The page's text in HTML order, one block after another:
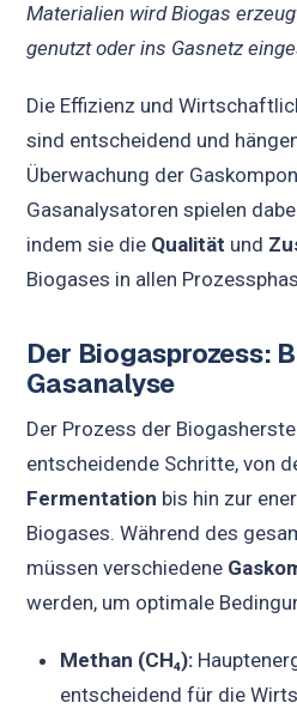
Materialien wird Biogas
genutzt oder ins Gasnetz
Die Effizienz und
sind entscheidend und
Überwachung der
Gasanalysatoren spielen
indem sie die Qualität und
Biogases in allen
Der Biogasprozess:
Gasanalyse
Der Prozess der
entscheidende Schritte, von
Fermentation bis hin zur
Biogases. Während des
müssen verschiedene
werden, um optimale
Methan (CH₄):
entscheidend für die